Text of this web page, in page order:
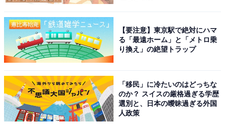
【要注意】東京駅で絶対にハマ
る「最遠ホーム」と「メトロ乗
り換え」の絶望トラップ
「移民」に冷たいのはどっちな
のか？ スイスの厳格過ぎる学歴
選別と、日本の曖昧過ぎる外国
人政策